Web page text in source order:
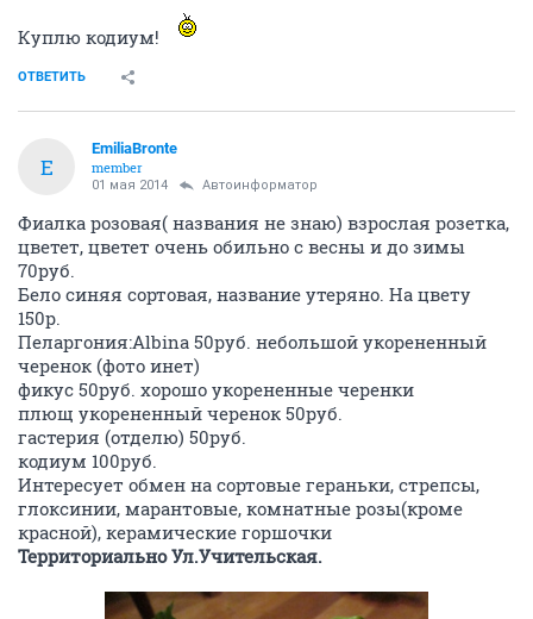
Куплю кодиум!
ОТВЕТИТЬ
E
EmiliaBronte
member
01 мая 2014 Автоинформатор
Фиалка розовая( названия не знаю) взрослая розетка,
цветет, цветет очень обильно с весны и до зимы
70руб.
Бело синяя сортовая, название утеряно. На цвету
150р.
Пеларгония:Albina 50руб. небольшой укорененный
черенок (фото инет)
фикус 50руб. хорошо укорененные черенки
плющ укорененный черенок 50руб.
гастерия (отделю) 50руб.
кодиум 100руб.
Интересует обмен на сортовые гераньки, стрепсы,
глоксинии, марантовые, комнатные розы(кроме
красной), керамические горшочки
Территориально Ул.Учительская.